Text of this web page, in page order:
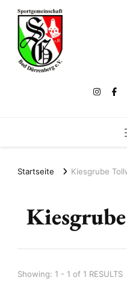
Startseite Kiesgrube
Showing: 1 - 1 of 1 RESULTS